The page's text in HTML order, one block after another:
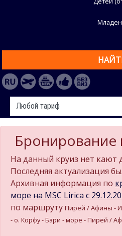
На данный круиз нет кают
Последняя актуализация
Архивная информация по
море на MSC Lirica c
по маршруту Пирей / Афины -
- о. Корфу - Бари - море - Пирей /